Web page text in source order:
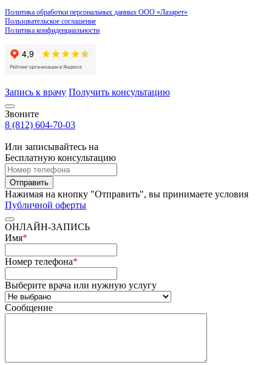
Политика обработки персональных данных ООО «Лазарет»
Пользовательское соглашение
Политика конфиденциальности
Запись к врачу Получить консультацию
Звоните
8 (812) 604-70-03
Или записывайтесь на
Бесплатную консультацию
Отправить
Нажимая на кнопку "Отправить", вы принимаете условия
Публичной оферты
ОНЛАЙН-ЗАПИСЬ
Имя*
Номер телефона*
Выберите врача или нужную услугу
Сообщение